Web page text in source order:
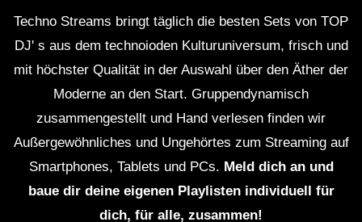
Techno Streams bringt täglich die besten Sets von TOP
DJ' s aus dem technoioden Kulturuniversum, frisch und
mit höchster Qualität in der Auswahl über den Äther der
Moderne an den Start. Gruppendynamisch
zusammengestellt und Hand verlesen finden wir
Außergewöhnliches und Ungehörtes zum Streaming auf
Smartphones, Tablets und PCs. Meld dich an und
baue dir deine eigenen Playlisten individuell für
dich, für alle, zusammen!